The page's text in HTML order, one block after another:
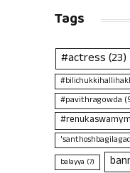
Tags
#actress(23)
#pavithragowda
balayya (7)